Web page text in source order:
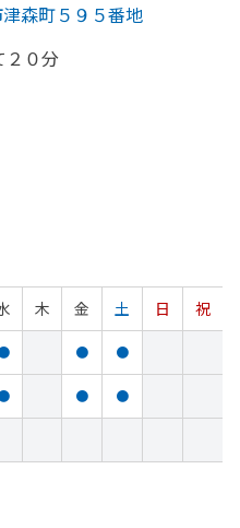
森町５９５番地
２０分
木 金 土 日
祝
● ●
● ●